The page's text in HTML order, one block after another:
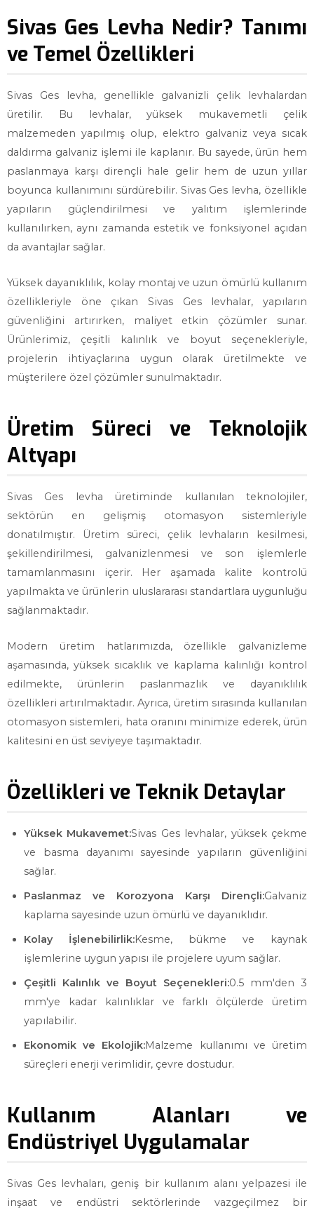
Sivas Ges Levha Nedir? Tanımı
ve Temel Özellikleri
Sivas Ges levha, genellikle galvanizli çelik levhalardan
üretilir. Bu levhalar, yüksek mukavemetli çelik
malzemeden yapılmış olup, elektro galvaniz veya sıcak
daldırma galvaniz işlemi ile kaplanır. Bu sayede, ürün hem
paslanmaya karşı dirençli hale gelir hem de uzun yıllar
boyunca kullanımını sürdürebilir. Sivas Ges levha, özellikle
yapıların güçlendirilmesi ve yalıtım işlemlerinde
kullanılırken, aynı zamanda estetik ve fonksiyonel açıdan
da avantajlar sağlar.
Yüksek dayanıklılık, kolay montaj ve uzun ömürlü kullanım
özellikleriyle öne çıkan Sivas Ges levhalar, yapıların
güvenliğini artırırken, maliyet etkin çözümler sunar.
Ürünlerimiz, çeşitli kalınlık ve boyut seçenekleriyle,
projelerin ihtiyaçlarına uygun olarak üretilmekte ve
müşterilere özel çözümler sunulmaktadır.
Üretim Süreci ve Teknolojik
Altyapı
Sivas Ges levha üretiminde kullanılan teknolojiler,
sektörün en gelişmiş otomasyon sistemleriyle
donatılmıştır. Üretim süreci, çelik levhaların kesilmesi,
şekillendirilmesi, galvanizlenmesi ve son işlemlerle
tamamlanmasını içerir. Her aşamada kalite kontrolü
yapılmakta ve ürünlerin uluslararası standartlara uygunluğu
sağlanmaktadır.
Modern üretim hatlarımızda, özellikle galvanizleme
aşamasında, yüksek sıcaklık ve kaplama kalınlığı kontrol
edilmekte, ürünlerin paslanmazlık ve dayanıklılık
özellikleri artırılmaktadır. Ayrıca, üretim sırasında kullanılan
otomasyon sistemleri, hata oranını minimize ederek, ürün
kalitesini en üst seviyeye taşımaktadır.
Özellikleri ve Teknik Detaylar
Yüksek Mukavemet:Sivas Ges levhalar, yüksek çekme
ve basma dayanımı sayesinde yapıların güvenliğini
sağlar.
Paslanmaz ve Korozyona Karşı Dirençli:Galvaniz
kaplama sayesinde uzun ömürlü ve dayanıklıdır.
Kolay İşlenebilirlik:Kesme, bükme ve kaynak
işlemlerine uygun yapısı ile projelere uyum sağlar.
Çeşitli Kalınlık ve Boyut Seçenekleri:0.5 mm'den 3
mm'ye kadar kalınlıklar ve farklı ölçülerde üretim
yapılabilir.
Ekonomik ve Ekolojik:Malzeme kullanımı ve üretim
süreçleri enerji verimlidir, çevre dostudur.
Kullanım Alanları ve
Endüstriyel Uygulamalar
Sivas Ges levhaları, geniş bir kullanım alanı yelpazesi ile
inşaat ve endüstri sektörlerinde vazgeçilmez bir